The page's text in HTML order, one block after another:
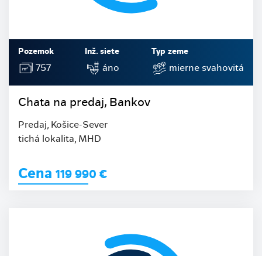
Pozemok
757
Inž. siete
áno
Typ zeme
mierne svahovitá
Chata na predaj, Bankov
Predaj, Košice-Sever
tichá lokalita, MHD
Cena 119 990 €